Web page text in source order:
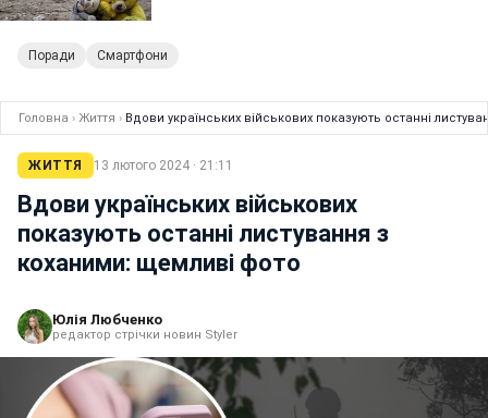
Поради Смартфони
Головна › Життя › Вдови українських військових показують останні
ЖИТТЯ 13 лютого 2024 · 21:11
Вдови українських військових
показують останні листування з
коханими: щемливі фото
Юлія Любченко
редактор стрічки новин Styler